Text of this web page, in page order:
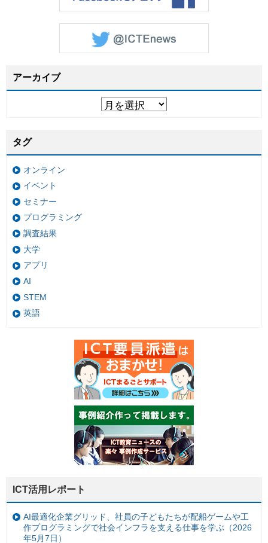
アーカイブ
タグ
オンライン
イベント
セミナー
プログラミング
調査結果
大学
アプリ
AI
STEM
英語
ICT活用レポート
AI最適化企業グリッド、社員の子どもたちが配船ゲームや工
作プログラミングで社会インフラを支える仕事を学ぶ（2026
年5月7日）